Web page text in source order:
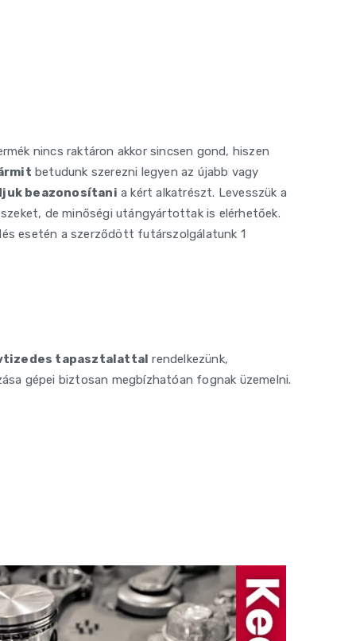
nincs raktáron akkor sincsen gond, hiszen
betudunk szerezni legyen az újabb vagy
beazonosítani a kért alkatrészt. Levesszük a
de minőségi utángyártottak is elérhetőek.
esetén a szerződött futárszolgálatunk 1
tapasztalattal rendelkezünk,
gépei biztosan megbízhatóan fognak üzemelni.